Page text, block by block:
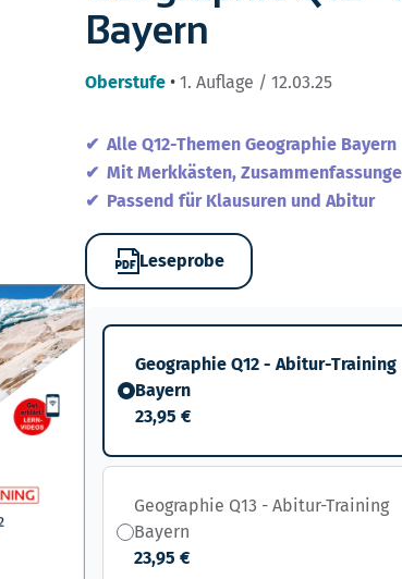
Bayern
Oberstufe •1. Auflage / 12.03.25
Alle Q12-Themen Geographie Bayern
Mit Merkkästen,
Passend für Klausuren und Abitur
Leseprobe
Geographie Q12 - Abitur-Training
Bayern
23,95 €
Geographie Q13 - Abitur-Training
Bayern
23,95 €